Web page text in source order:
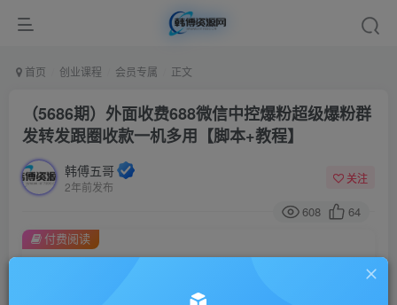
首页 创业课程 会员专属 正文
（5686期）外面收费688微信中控爆粉超级爆粉群
发转发跟圈收款一机多用【脚本+教程】
韩傅五哥
2年前发布
关注
608 64
付费阅读